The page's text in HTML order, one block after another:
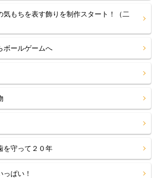
気もちを表す飾りを制作スタート！（二
ボールゲームへ
を守って２０年
っぱい！